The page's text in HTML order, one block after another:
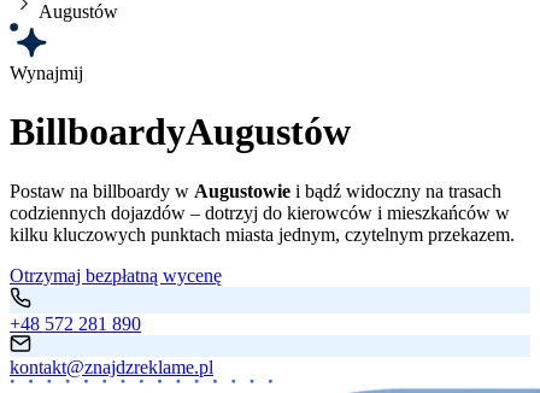
Augustów
Wynajmij
BillboardyAugustów
Postaw na billboardy w Augustowie i bądź widoczny na trasach
codziennych dojazdów – dotrzyj do kierowców i mieszkańców w
kilku kluczowych punktach miasta jednym, czytelnym przekazem.
Otrzymaj bezpłatną wycenę
+48 572 281 890
kontakt@znajdzreklame.pl